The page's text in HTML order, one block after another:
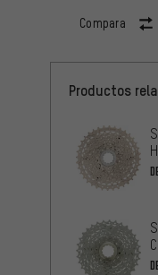
Compara
Productos